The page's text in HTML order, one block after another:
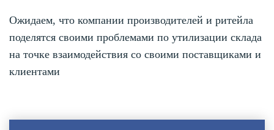
Ожидаем, что компании производителей и ритейла
поделятся своими проблемами по утилизации склада
на точке взаимодействия со своими поставщиками и
клиентами